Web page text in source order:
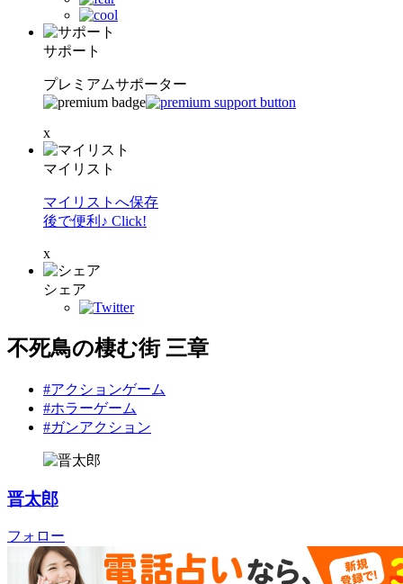
サポート
プレミアムサポーター
x
マイリスト
マイリストへ保存
後で便利♪ Click!
x
シェア
不死鳥の棲む街 三章
#アクションゲーム
#ホラーゲーム
#ガンアクション
晋太郎
フォロー